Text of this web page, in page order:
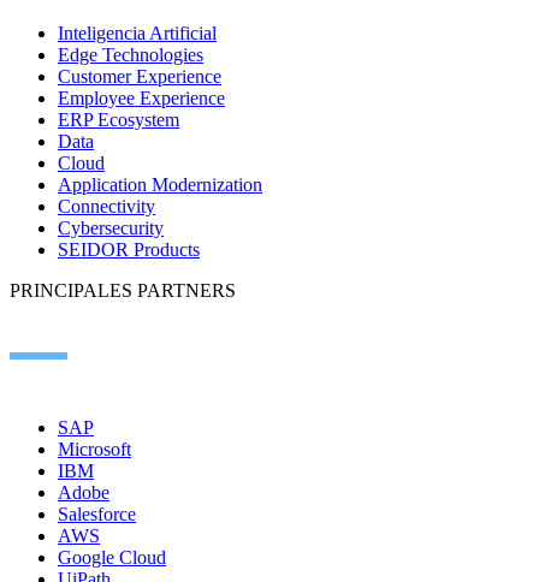
Inteligencia Artificial
Edge Technologies
Customer Experience
Employee Experience
ERP Ecosystem
Data
Cloud
Application Modernization
Connectivity
Cybersecurity
SEIDOR Products
PRINCIPALES PARTNERS
SAP
Microsoft
IBM
Adobe
Salesforce
AWS
Google Cloud